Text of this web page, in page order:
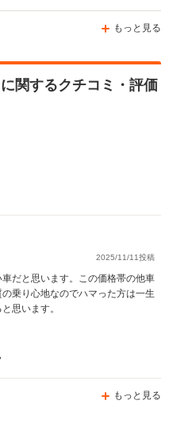
7.6～11.4km/L
└市街地:4.8～
9.6km/L
8.3～
└市街地
7.5km/L
もっと見る
関するクチコミ・評価
2025/11/11投稿
だと思います。この価格帯の他車
乗り心地なのでハマった方は一生
思います。
もっと見る